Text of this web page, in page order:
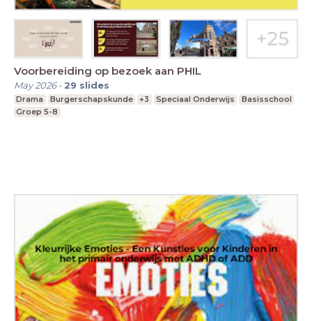
Voorbereiding op bezoek aan PHIL
May 2026- 29 slides
Drama Burgerschapskunde +3 Speciaal Onderwijs
Basisschool
Groep 5-8